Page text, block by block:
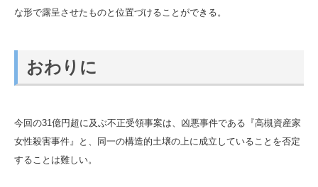
な形で露呈させたものと位置づけることができる。
おわりに
今回の31億円超に及ぶ不正受領事案は、凶悪事件である『高槻資産家
女性殺害事件』と、同一の構造的土壌の上に成立していることを否定
することは難しい。